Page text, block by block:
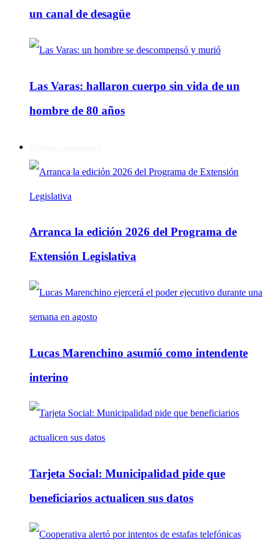
un canal de desagüe
Las Varas: hallaron cuerpo sin vida de un
hombre de 80 años
Arranca la edición 2026 del Programa de
Extensión Legislativa
Lucas Marenchino asumió como intendente
interino
Tarjeta Social: Municipalidad pide que
beneficiarios actualicen sus datos